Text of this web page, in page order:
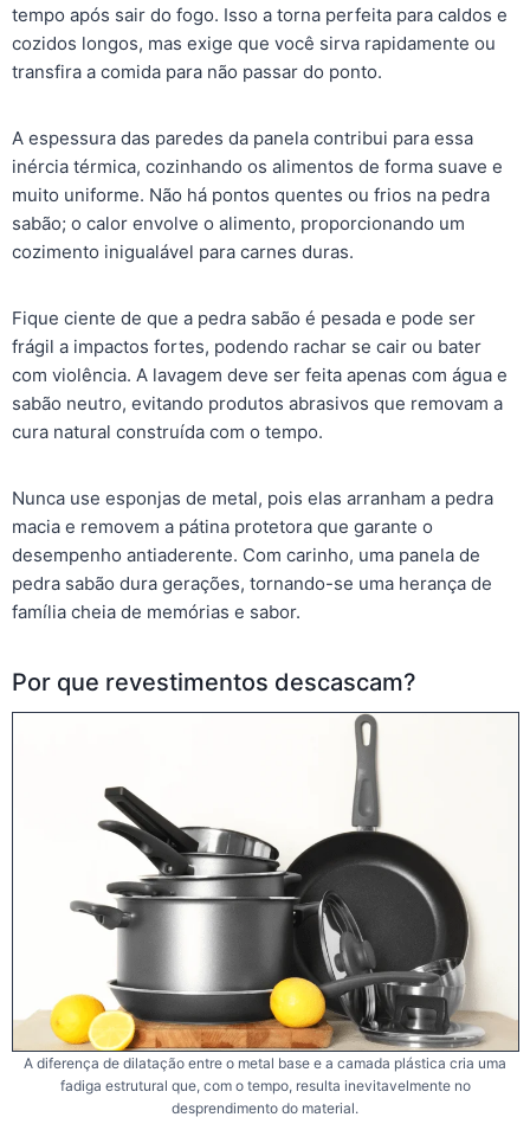
tempo após sair do fogo. Isso a torna perfeita para caldos e
cozidos longos, mas exige que você sirva rapidamente ou
transfira a comida para não passar do ponto.
A espessura das paredes da panela contribui para essa
inércia térmica, cozinhando os alimentos de forma suave e
muito uniforme. Não há pontos quentes ou frios na pedra
sabão; o calor envolve o alimento, proporcionando um
cozimento inigualável para carnes duras.
Fique ciente de que a pedra sabão é pesada e pode ser
frágil a impactos fortes, podendo rachar se cair ou bater
com violência. A lavagem deve ser feita apenas com água e
sabão neutro, evitando produtos abrasivos que removam a
cura natural construída com o tempo.
Nunca use esponjas de metal, pois elas arranham a pedra
macia e removem a pátina protetora que garante o
desempenho antiaderente. Com carinho, uma panela de
pedra sabão dura gerações, tornando-se uma herança de
família cheia de memórias e sabor.
Por que revestimentos descascam?
A diferença de dilatação entre o metal base e a camada plástica cria uma
fadiga estrutural que, com o tempo, resulta inevitavelmente no
desprendimento do material.